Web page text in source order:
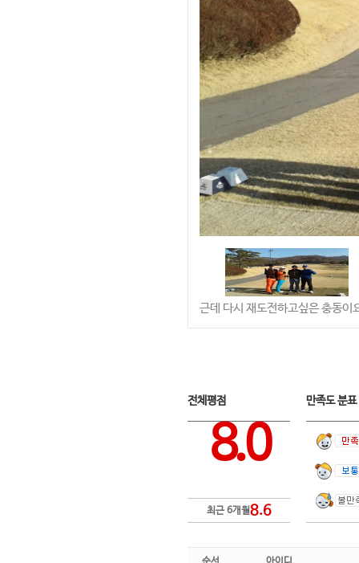
근데 다시 재도전하고싶은 충동
전체평점
8.0
최근 6개월8.6
만족도 분